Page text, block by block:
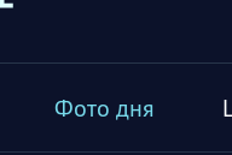
Фото дня